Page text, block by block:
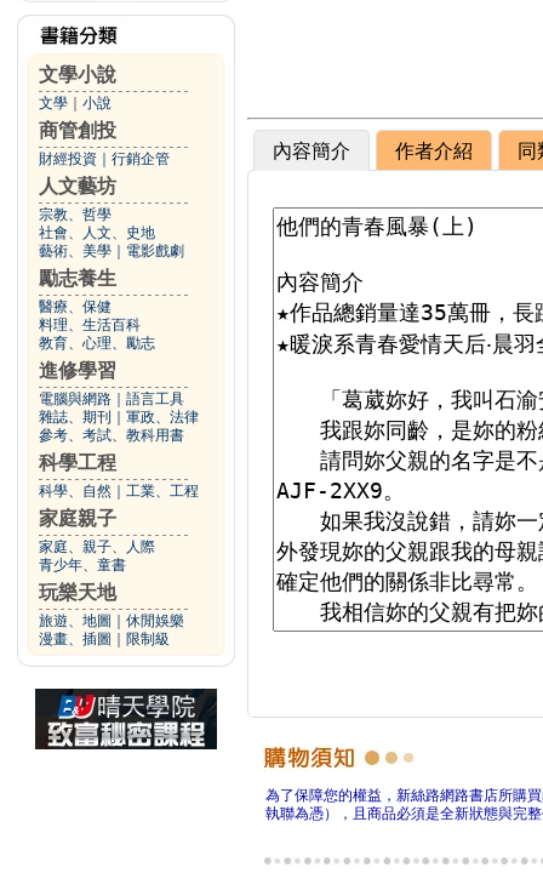
文學小說
文學 小說
商管創投
財經投資 行銷企管
人文藝坊
宗教、哲學
社會、人文、史地
藝術、美學
電影戲劇
勵志養生
醫療、保健
料理、生活百科
教育、心理、勵志
進修學習
電腦與網路
語言工具
雜誌、期刊
軍政、法律
參考、考試、教科用書
科學工程
科學、自然 工業、工程
家庭親子
家庭、親子、人際
青少年、童書
玩樂天地
旅遊、地圖
休閒娛樂
漫畫、插圖
限制級
內容簡介 作者介紹 同
為了保障您的權益，新絲路網路書店所購
執聯為憑），且商品必須是全新狀態與完